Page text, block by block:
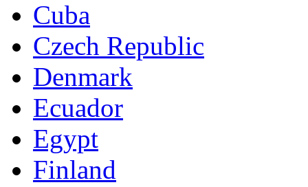
Cuba
Czech Republic
Denmark
Ecuador
Egypt
Finland